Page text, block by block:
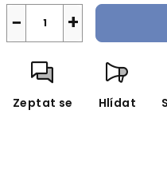
+
−
Zeptat se Hlídat